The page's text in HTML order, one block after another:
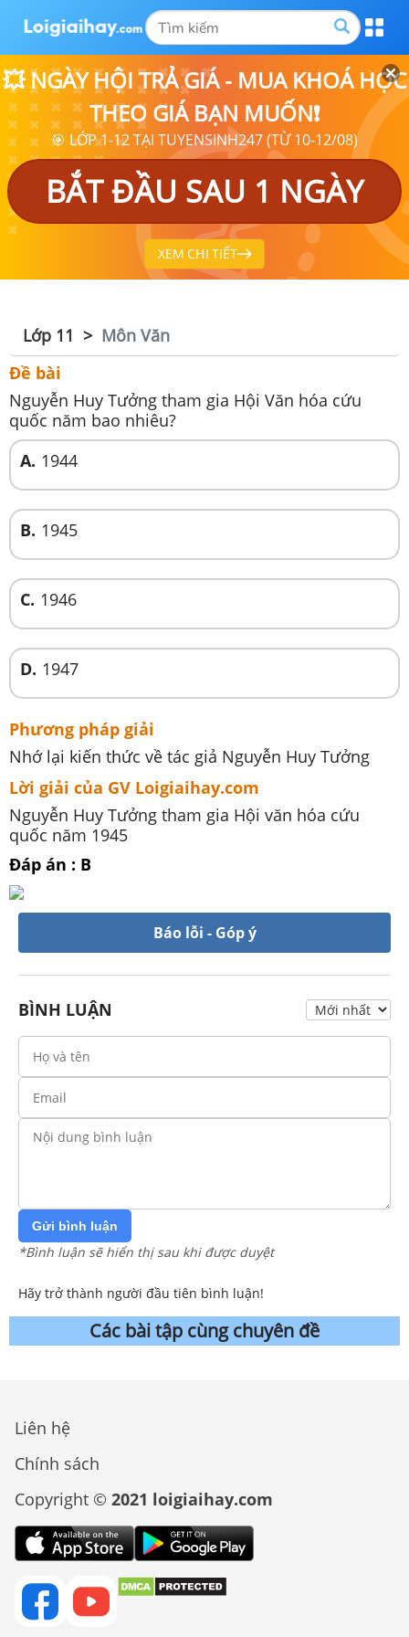
💥 NGÀY HỘI TRẢ GIÁ - MUA KHOÁ HỌC
THEO GIÁ BẠN MUỐN❗
🎯 LỚP 1-12 TẠI TUYENSINH247 (TỪ 10-12/08)
BẮT ĐẦU SAU 1 NGÀY
XEM CHI TIẾT
Lớp 11
Môn Văn
Đề bài
Nguyễn Huy Tưởng tham gia Hội Văn hóa cứu
quốc năm bao nhiêu?
A. 1944
B. 1945
C. 1946
D. 1947
Phương pháp giải
Nhớ lại kiến thức về tác giả Nguyễn Huy Tưởng
Lời giải của GV Loigiaihay.com
Nguyễn Huy Tưởng tham gia Hội văn hóa cứu
quốc năm 1945
Đáp án : B
Báo lỗi - Góp ý
BÌNH LUẬN
Gửi bình luận
*Bình luận sẽ hiển thị sau khi được duyệt
Hãy trở thành người đầu tiên bình luận!
Các bài tập cùng chuyên đề
Liên hệ
Chính sách
Copyright © 2021 loigiaihay.com